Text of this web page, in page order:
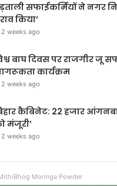
सफाईकर्मियों ने नगर
किया’
2 weeks ago
बाघ दिवस पर राजगीर जू
कार्यक्रम
2 weeks ago
कैबिनेट: 22 हजार
मंजूरी’
2 weeks ago
Moringa Powder